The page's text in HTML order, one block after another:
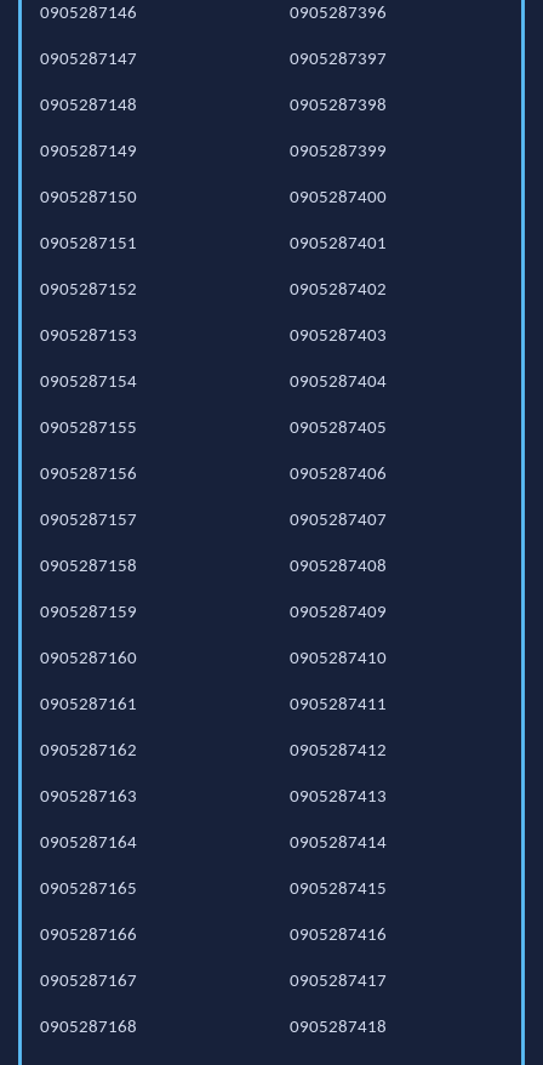
0905287146
0905287147
0905287148
0905287149
0905287150
0905287151
0905287152
0905287153
0905287154
0905287155
0905287156
0905287157
0905287158
0905287159
0905287160
0905287161
0905287162
0905287163
0905287164
0905287165
0905287166
0905287167
0905287168
0905287396
0905287397
0905287398
0905287399
0905287400
0905287401
0905287402
0905287403
0905287404
0905287405
0905287406
0905287407
0905287408
0905287409
0905287410
0905287411
0905287412
0905287413
0905287414
0905287415
0905287416
0905287417
0905287418